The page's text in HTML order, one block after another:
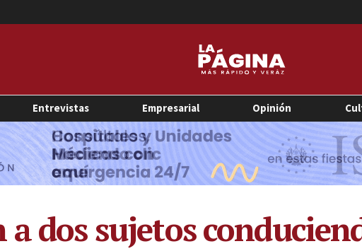
Entrevistas Empresarial Opinión
dos sujetos